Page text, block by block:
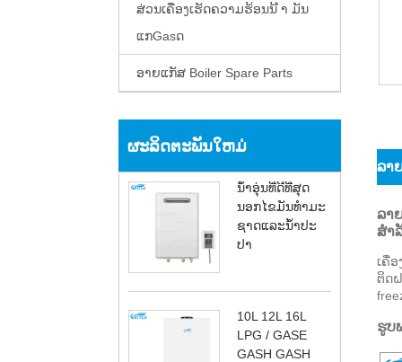
ສ່ວນເຄື່ອງເຮັດຄວາມຮ້ອນນ້ ຳ ມັນ
ແກGasດ
ອາຍແກັສ Boiler Spare Parts
ຜະລິດຕະພັນໃຫມ່
ນ້ໍາອຸ່ນທີ່ດີທີ່ສຸດ
ນອກໄຂມັນທໍາມະ
ຊາດແລະນ້ໍາປະ
ປາ
10L 12L 16L
LPG / GASE
GASH GASH
ລາ
ລາ
ສໍາ​
ເຄື່
ຕິດ
ຮູບ